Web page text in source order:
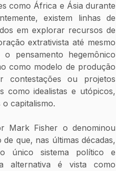
como África e Ásia durante
existem linhas de
em explorar recursos de
extrativista até mesmo
pensamento hegemônico
como modelo de produção
contestações ou projetos
como idealistas e utópicos,
capitalismo.
de que, nas últimas décadas,
único sistema político e
alternativa é vista como